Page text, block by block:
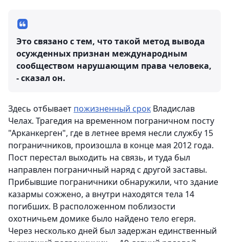
Это связано с тем, что такой метод вывода
осужденных признан международным
сообществом нарушающим права человека,
- сказал он.
Здесь отбывает пожизненный срок Владислав
Челах. Трагедия на временном пограничном посту
"Арканкерген", где в летнее время несли службу 15
пограничников, произошла в конце мая 2012 года.
Пост перестал выходить на связь, и туда был
направлен пограничный наряд с другой заставы.
Прибывшие пограничники обнаружили, что здание
казармы сожжено, а внутри находятся тела 14
погибших. В расположенном поблизости
охотничьем домике было найдено тело егеря.
Через несколько дней был задержан единственный